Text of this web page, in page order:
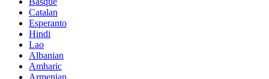
Catalan
Esperanto
Hindi
Lao
Albanian
Amharic
Armenian